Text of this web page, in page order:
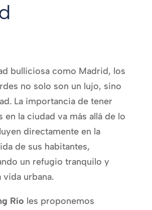
bulliciosa como Madrid, los
no solo son un lujo, sino
La importancia de tener
en la ciudad va más allá de lo
directamente en la
de sus habitantes,
un refugio tranquilo y
vida urbana.
Río les proponemos